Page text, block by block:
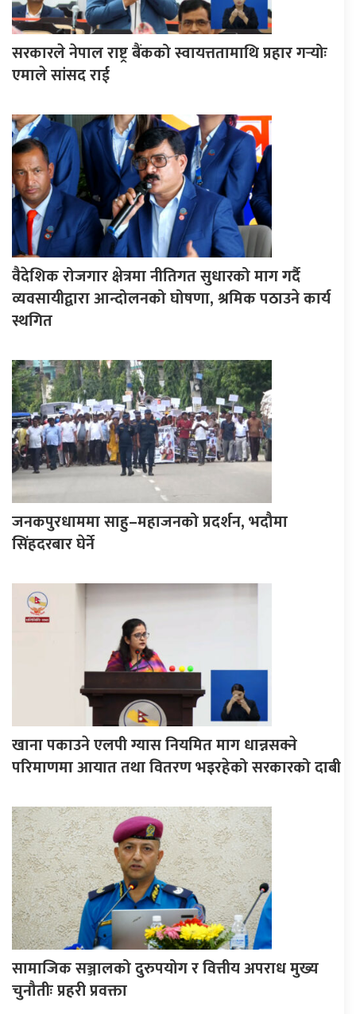
सरकारले नेपाल राष्ट्र बैंकको स्वायत्ततामाथि प्रहार गर्‍योः
एमाले सांसद राई
वैदेशिक रोजगार क्षेत्रमा नीतिगत सुधारको माग गर्दै
व्यवसायीद्वारा आन्दोलनको घोषणा, श्रमिक पठाउने कार्य
स्थगित
जनकपुरधाममा साहु–महाजनको प्रदर्शन, भदौमा
सिंहदरबार घेर्ने
खाना पकाउने एलपी ग्यास नियमित माग धान्नसक्ने
परिमाणमा आयात तथा वितरण भइरहेको सरकारको दाबी
सामाजिक सञ्जालको दुरुपयोग र वित्तीय अपराध मुख्य
चुनौतीः प्रहरी प्रवक्ता